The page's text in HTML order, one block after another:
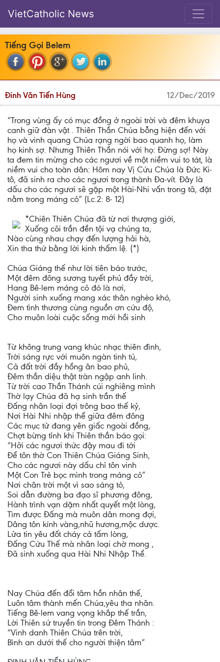
VietCatholic News
Tiếng Gọi Belem
Đinh Văn Tiến Hùng 12/Dec/2019
“Trong vùng ấy có mục đồng ở ngoài trời và đêm khuya
canh giữ đàn vật . Thiên Thần Chúa bỗng hiện đến với
họ và vinh quang Chúa rạng ngời bao quanh họ, làm
họ kinh sợ. Nhưng Thiên Thần nói với họ: Đừng sợ! Này
ta đem tin mừng cho các ngươi về một niềm vui to tát, là
niềm vui cho toàn dân: Hôm nay Vị Cứu Chúa là Đức Ki-
tô, đã sinh ra cho các ngươi trong thành Đa-vít. Đây là
dấu cho các ngươi sẽ gặp một Hài-Nhi vấn trong tã, đặt
nằm trong máng cỏ” (Lc.2: 8- 12)
*Chiên Thiên Chúa đã từ nơi thượng giới,
Xuống cõi trần đền tội vạ chúng ta,
Nào cùng nhau chạy đến lượng hải hà,
Xin tha thứ bằng lời kinh thấm lệ. (*)
Chúa Giáng thế như lời tiên báo trước,
Một đêm đông sương tuyết phủ đầy trời,
Hang Bê-lem máng cỏ đó là nơi,
Người sinh xuống mang xác thân nghèo khó,
Đem tình thương cùng nguồn ơn cứu độ,
Cho muôn loài cuộc sống mới hồi sinh
Từ không trung vang khúc nhạc thiên đình,
Trời sáng rực với muôn ngàn tinh tú,
Cả đất trời đầy hồng ân bao phủ,
Đêm thần diệu thật tràn ngập anh linh.
Từ trời cao Thần Thánh cúi nghiêng mình
Thờ lạy Chúa đã hạ sinh trần thế
Đấng nhân loại đợi trông bao thế kỷ,
Nơi Hài Nhi nhập thể giữa đêm đông
Các mục tử đang yên giấc ngoài đồng,
Chợt bừng tỉnh khi Thiên thần báo gọi:
“Hỡi các ngươi thức đậy mau đi tới
Để tôn thờ Con Thiên Chúa Giáng Sinh,
Cho các ngươi này dấu chỉ tôn vinh
Một Con Trẻ bọc mình trong máng cỏ”
Nơi chân trời một vì sao sáng tỏ,
Soi dẫn đường ba đạo sĩ phương đông,
Hành trình vạn dặm nhất quyết một lòng,
Tìm được Đấng mà muôn dân mong đợi,
Dâng tôn kính vàng,nhũ hương,mộc dược.
Lửa tin yêu đốt cháy cả tấm lòng,
Đấng Cứu Thế mà nhân loại chờ mong ,
Đã sinh xuống qua Hài Nhi Nhập Thể.
Nay Chúa đến đổi tâm hồn nhân thế,
Luôn tâm thành mến Chúa,yêu tha nhân.
Tiếng Bê-lem vang vọng khắp thế trần,
Lời Thiên sứ truyền tin trong Đêm Thánh :
“Vinh danh Thiên Chúa trên trời,
Bình an dưới thế cho người thiện tâm”